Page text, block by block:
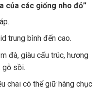
của các giống nho đỏ”
trung bình đến cao.
đà, giàu cấu trúc, hương
gỗ sồi.
chai có thể giữ hàng chục